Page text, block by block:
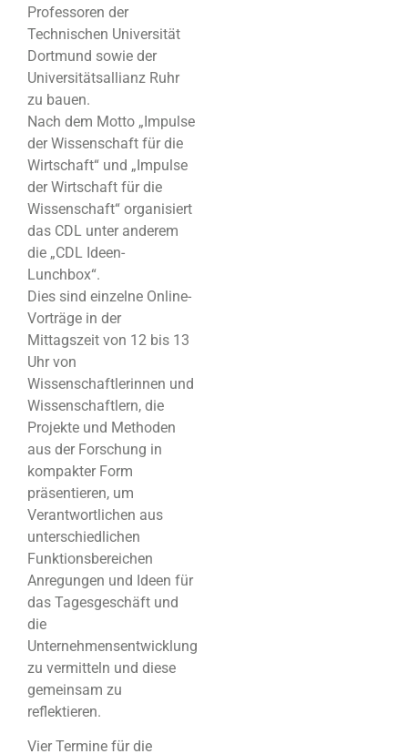
Professoren der
Technischen Universität
Dortmund sowie der
Universitätsallianz Ruhr
zu bauen.
Nach dem Motto „Impulse
der Wissenschaft für die
Wirtschaft“ und „Impulse
der Wirtschaft für die
Wissenschaft“ organisiert
das CDL unter anderem
die „CDL Ideen-
Lunchbox“.
Dies sind einzelne Online-
Vorträge in der
Mittagszeit von 12 bis 13
Uhr von
Wissenschaftlerinnen und
Wissenschaftlern, die
Projekte und Methoden
aus der Forschung in
kompakter Form
präsentieren, um
Verantwortlichen aus
unterschiedlichen
Funktionsbereichen
Anregungen und Ideen für
das Tagesgeschäft und
die
Unternehmensentwicklung
zu vermitteln und diese
gemeinsam zu
reflektieren.
Vier Termine für die